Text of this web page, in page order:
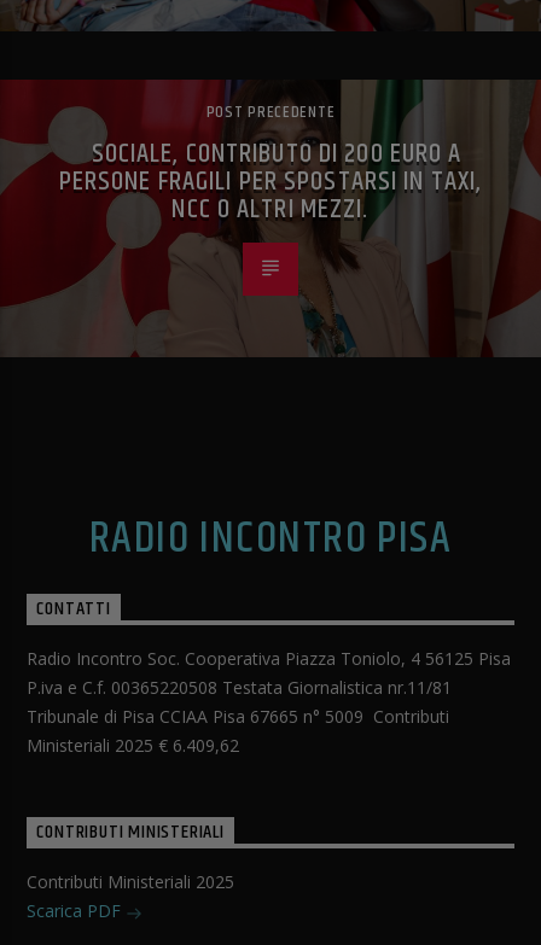
POST PRECEDENTE
SOCIALE, CONTRIBUTO DI 200 EURO A
PERSONE FRAGILI PER SPOSTARSI IN TAXI,
NCC O ALTRI MEZZI.
RADIO INCONTRO PISA
CONTATTI
Radio Incontro Soc. Cooperativa Piazza Toniolo, 4 56125 Pisa
P.iva e C.f. 00365220508 Testata Giornalistica nr.11/81
Tribunale di Pisa CCIAA Pisa 67665 n° 5009 Contributi
Ministeriali 2025 € 6.409,62
CONTRIBUTI MINISTERIALI
Contributi Ministeriali 2025
Scarica PDF